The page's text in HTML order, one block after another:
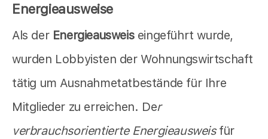
Energieausweise
Als der Energieausweiseingeführt wurde,
wurden Lobbyisten der Wohnungswirtschaft
tätig um Ausnahmetatbestände für Ihre
Mitglieder zu erreichen. Der
verbrauchsorientierte Energieausweisfür